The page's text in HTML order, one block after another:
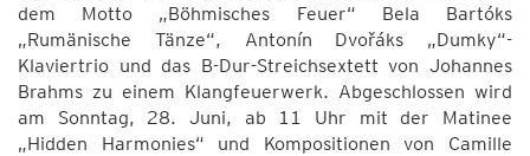
dem Motto „Böhmisches Feuer“ Bela Bartóks
„Rumänische Tänze“, Antonín Dvořáks „Dumky“-
Klaviertrio und das B-Dur-Streichsextett von Johannes
Brahms zu einem Klangfeuerwerk. Abgeschlossen wird
am Sonntag, 28. Juni, ab 11 Uhr mit der Matinee
„Hidden Harmonies“ und Kompositionen von Camille